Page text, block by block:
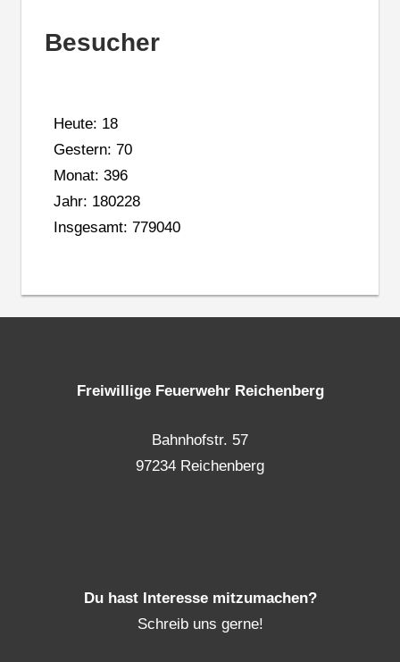
Besucher
Heute: 18
Gestern: 70
Monat: 396
Jahr: 180228
Insgesamt: 779040
Freiwillige Feuerwehr Reichenberg
Bahnhofstr. 57
97234 Reichenberg
Du hast Interesse mitzumachen?
Schreib uns gerne!